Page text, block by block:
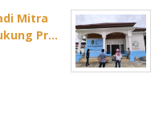
Mitra
Pr…